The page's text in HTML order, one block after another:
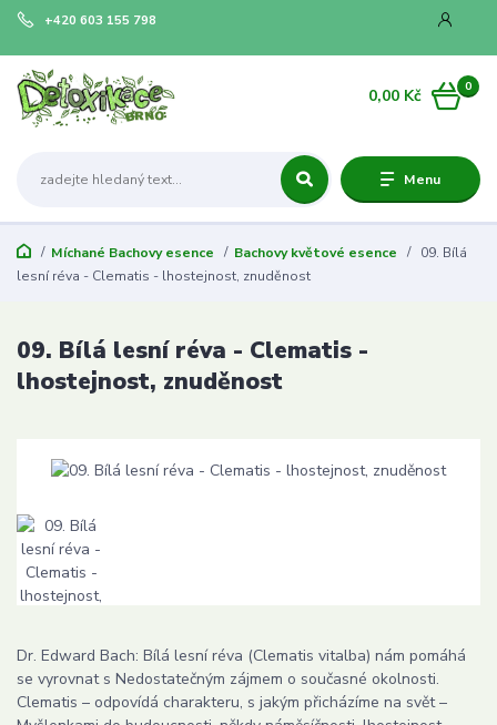
Menu
+420 603 155 798
0
0,00 Kč
Míchané Bachovy esence Bachovy květové esence
09. Bílá
lesní réva - Clematis - lhostejnost, znuděnost
09. Bílá lesní réva - Clematis -
lhostejnost, znuděnost
Dr. Edward Bach: Bílá lesní réva (Clematis vitalba) nám pomáhá
se vyrovnat s Nedostatečným zájmem o současné okolnosti.
Clematis – odpovídá charakteru, s jakým přicházíme na svět –